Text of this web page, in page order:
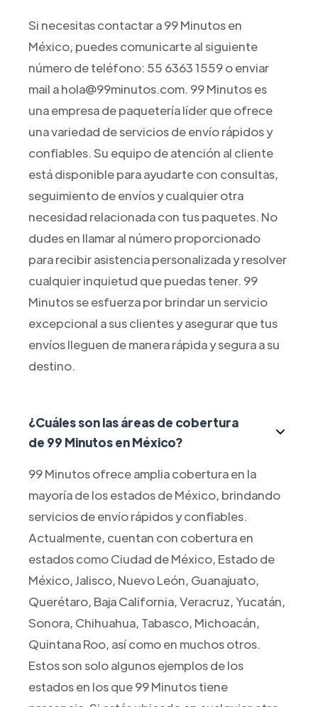
Si necesitas contactar a 99 Minutos en
México, puedes comunicarte al siguiente
número de teléfono: 55 6363 1559 o enviar
mail a hola@99minutos.com. 99 Minutos es
una empresa de paquetería líder que ofrece
una variedad de servicios de envío rápidos y
confiables. Su equipo de atención al cliente
está disponible para ayudarte con consultas,
seguimiento de envíos y cualquier otra
necesidad relacionada con tus paquetes. No
dudes en llamar al número proporcionado
para recibir asistencia personalizada y resolver
cualquier inquietud que puedas tener. 99
Minutos se esfuerza por brindar un servicio
excepcional a sus clientes y asegurar que tus
envíos lleguen de manera rápida y segura a su
destino.
¿Cuáles son las áreas de cobertura
de 99 Minutos en México?
99 Minutos ofrece amplia cobertura en la
mayoría de los estados de México, brindando
servicios de envío rápidos y confiables.
Actualmente, cuentan con cobertura en
estados como Ciudad de México, Estado de
México, Jalisco, Nuevo León, Guanajuato,
Querétaro, Baja California, Veracruz, Yucatán,
Sonora, Chihuahua, Tabasco, Michoacán,
Quintana Roo, así como en muchos otros.
Estos son solo algunos ejemplos de los
estados en los que 99 Minutos tiene